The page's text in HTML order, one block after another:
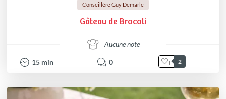
Conseillère Guy Demarle
Gâteau de Brocoli
Aucune note
15 min 0 2